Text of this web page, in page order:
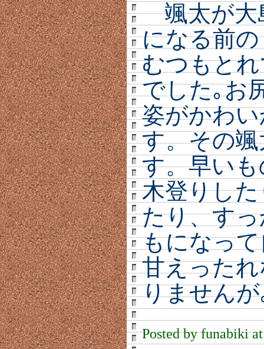
颯太が大
になる前
むつもと
でした｡お
姿がかわ
す。その
す。早い
木登りし
たり、す
もになっ
甘えった
りませんが
Posted by funabiki